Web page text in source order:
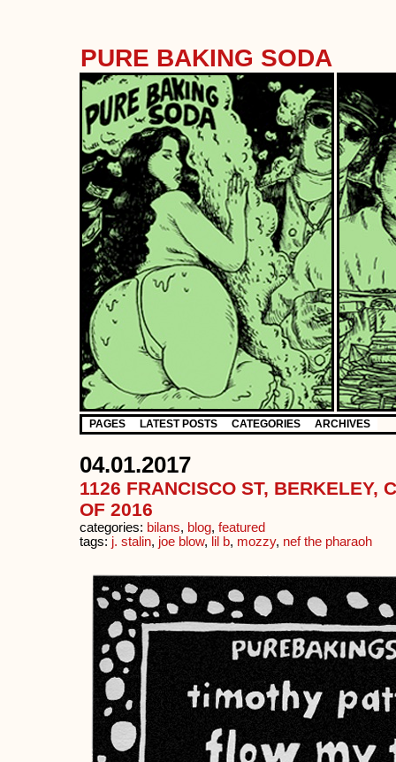
PURE BAKING SODA
PAGES LATEST POSTS CATEGORIES ARCHIVES
04.01.2017
1126 FRANCISCO ST, BERKELEY,
OF 2016
categories: bilans, blog, featured
tags: j. stalin, joe blow, lil b, mozzy, nef the pharaoh